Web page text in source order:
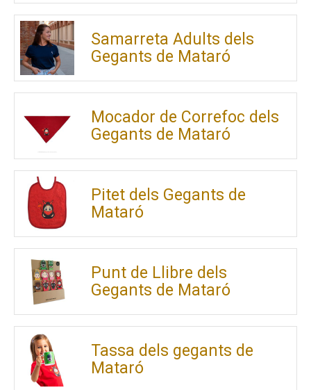
Samarreta Adults dels
Gegants de Mataró
Mocador de Correfoc dels
Gegants de Mataró
Pitet dels Gegants de
Mataró
Punt de Llibre dels
Gegants de Mataró
Tassa dels gegants de
Mataró